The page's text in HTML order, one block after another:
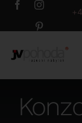
Přeskočit